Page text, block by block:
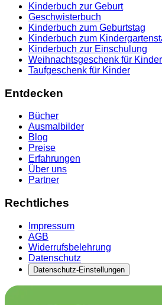
Kinderbuch zur Geburt
Geschwisterbuch
Kinderbuch zum Geburtstag
Kinderbuch zum
Kinderbuch zur Einschulung
Weihnachtsgeschenk für Kinder
Taufgeschenk für Kinder
Entdecken
Bücher
Ausmalbilder
Blog
Preise
Erfahrungen
Über uns
Partner
Rechtliches
Impressum
AGB
Widerrufsbelehrung
Datenschutz
Datenschutz-Einstellungen